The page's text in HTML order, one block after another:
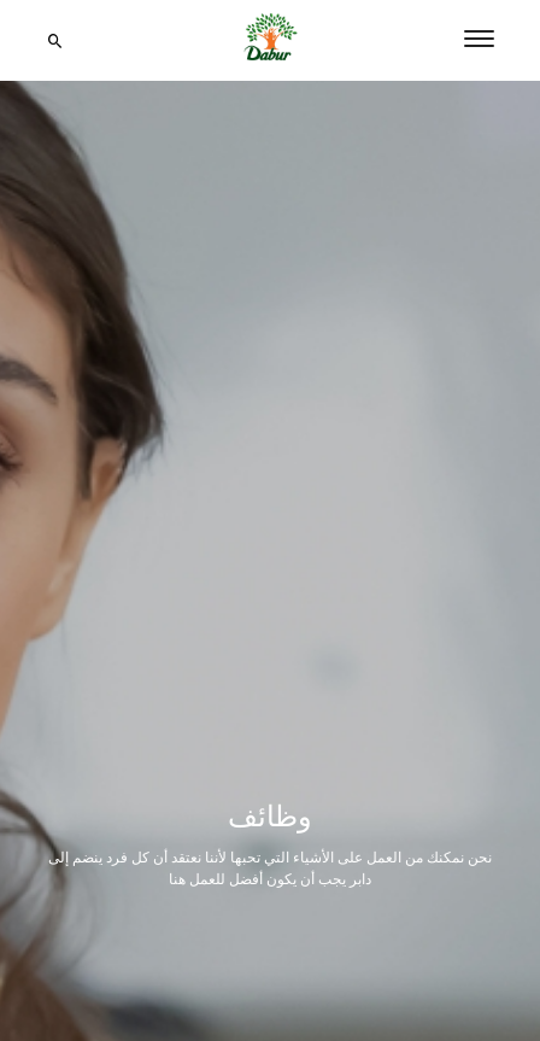
وظائف
نحن نمكنك من العمل على الأشياء التي تحبها لأننا نعتقد أن كل فرد ينضم إلى
دابر يجب أن يكون أفضل للعمل هنا